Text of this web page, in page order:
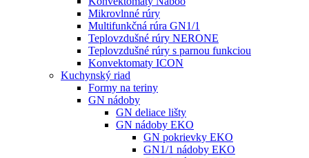
Mikrovlnné rúry
Multifunkčná rúra GN1/1
Teplovzdušné rúry NERONE
Teplovzdušné rúry s parnou funkciou
Konvektomaty ICON
Kuchynský riad
Formy na teriny
GN nádoby
GN deliace lišty
GN nádoby EKO
GN pokrievky EKO
GN1/1 nádoby EKO